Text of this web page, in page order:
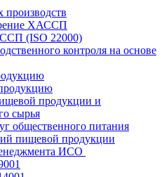
ХАССП
(ISO 22000)
контроля на основе
продукции и
сырья
общественного питания
пищевой продукции
ИСО